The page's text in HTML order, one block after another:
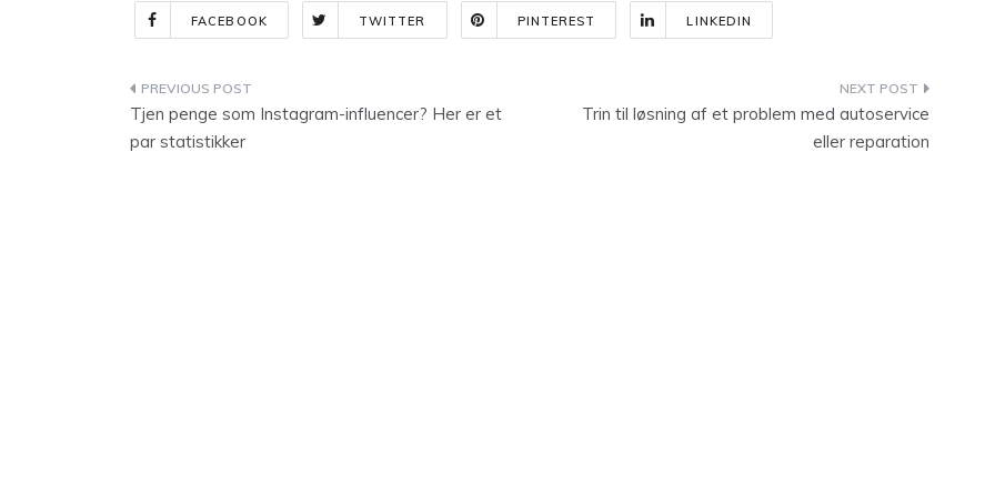
FACEBOOK TWITTER PINTEREST LINKEDIN
Indlægsnavigation
Tjen penge som Instagram-influencer? Her er et
par statistikker
Trin til løsning af et problem med autoservice
eller reparation